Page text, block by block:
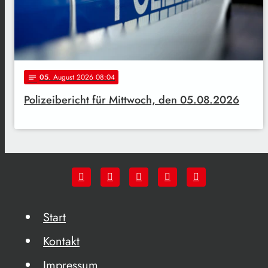
notes 05. August 2026 08:04
Polizeibericht für Mittwoch, den 05.08.2026
Start
Kontakt